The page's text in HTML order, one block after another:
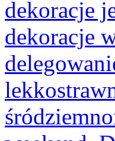
dekoracje
dekoracje